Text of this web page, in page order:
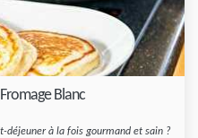
Blanc
déjeuner à la fois gourmand et sain ?